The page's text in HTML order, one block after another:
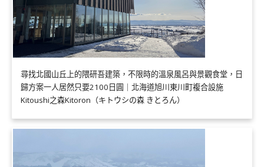
尋找北國山丘上的隈研吾建築，不限時的溫泉風呂與景觀食堂，日
歸方案一人居然只要2100日圓｜北海道旭川東川町複合設施
Kitoushi之森Kitoron（キトウシの森 きとろん）